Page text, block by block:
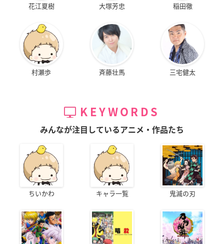
花江夏樹 大塚芳忠 稲田徹
村瀬歩 斉藤壮馬 三宅健太
KEYWORDS
みんなが注目しているアニメ・作品たち
ちいかわ キャラ一覧 鬼滅の刃